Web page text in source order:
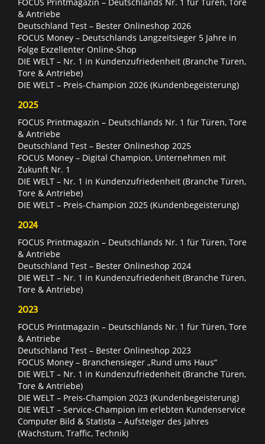
& Antriebe
Deutschland Test – Bester Onlineshop 2026
FOCUS Money – Deutschlands Langzeitsieger 5 Jahre in
Folge Exzellenter Online-Shop
DIE WELT – Nr. 1 in Kundenzufriedenheit (Branche Türen,
Tore & Antriebe)
DIE WELT – Preis-Champion 2026 (Kundenbegeisterung)
2025
FOCUS Printmagazin – Deutschlands Nr. 1 für Türen, Tore
& Antriebe
Deutschland Test – Bester Onlineshop 2025
FOCUS Money – Digital Champion, Unternehmen mit
Zukunft Nr. 1
DIE WELT – Nr. 1 in Kundenzufriedenheit (Branche Türen,
Tore & Antriebe)
DIE WELT – Preis-Champion 2025 (Kundenbegeisterung)
2024
FOCUS Printmagazin – Deutschlands Nr. 1 für Türen, Tore
& Antriebe
Deutschland Test – Bester Onlineshop 2024
DIE WELT – Nr. 1 in Kundenzufriedenheit (Branche Türen,
Tore & Antriebe)
2023
FOCUS Printmagazin – Deutschlands Nr. 1 für Türen, Tore
& Antriebe
Deutschland Test – Bester Onlineshop 2023
FOCUS Money – Branchensieger „Rund ums Haus“
DIE WELT – Nr. 1 in Kundenzufriedenheit (Branche Türen,
Tore & Antriebe)
DIE WELT – Preis-Champion 2023 (Kundenbegeisterung)
DIE WELT – Service-Champion im erlebten Kundenservice
Computer Bild & Statista – Aufsteiger des Jahres
(Wachstum, Traffic, Technik)